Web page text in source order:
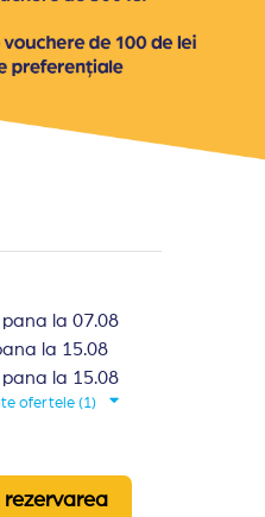
la 07.08
la 15.08
la 15.08
la 15.08
ofertele (1)